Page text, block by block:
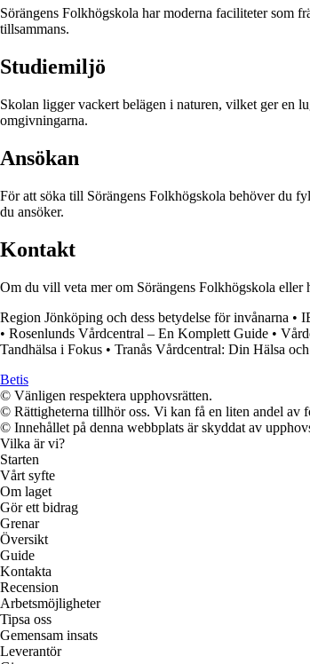
Sörängens Folkhögskola har moderna faciliteter som
tillsammans.
Studiemiljö
Skolan ligger vackert belägen i naturen, vilket ger en
omgivningarna.
Ansökan
För att söka till Sörängens Folkhögskola behöver du
du ansöker.
Kontakt
Om du vill veta mer om Sörängens Folkhögskola
Region Jönköping och dess betydelse för invånarna •
• Rosenlunds Vårdcentral – En Komplett Guide •
Tandhälsa i Fokus • Tranås Vårdcentral: Din Hälsa
Betis
© Vänligen respektera upphovsrätten.
© Rättigheterna tillhör oss. Vi kan få en liten andel av
© Innehållet på denna webbplats är skyddat av
Vilka är vi?
Starten
Vårt syfte
Om laget
Gör ett bidrag
Grenar
Översikt
Guide
Kontakta
Recension
Arbetsmöjligheter
Tipsa oss
Gemensam insats
Leverantör